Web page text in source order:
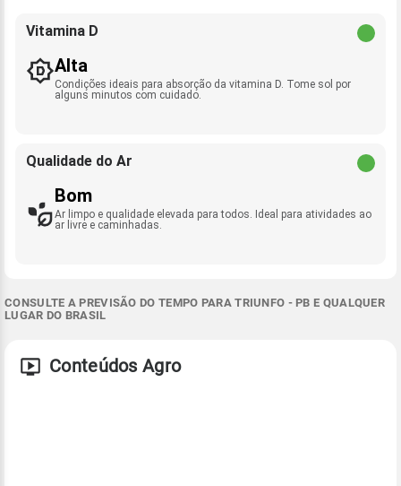
Vitamina D
Alta
Condições ideais para absorção da vitamina D. Tome sol por
alguns minutos com cuidado.
Qualidade do Ar
Bom
Ar limpo e qualidade elevada para todos. Ideal para atividades ao
ar livre e caminhadas.
CONSULTE A PREVISÃO DO TEMPO PARA TRIUNFO - PB E QUALQUER
LUGAR DO BRASIL
Conteúdos Agro